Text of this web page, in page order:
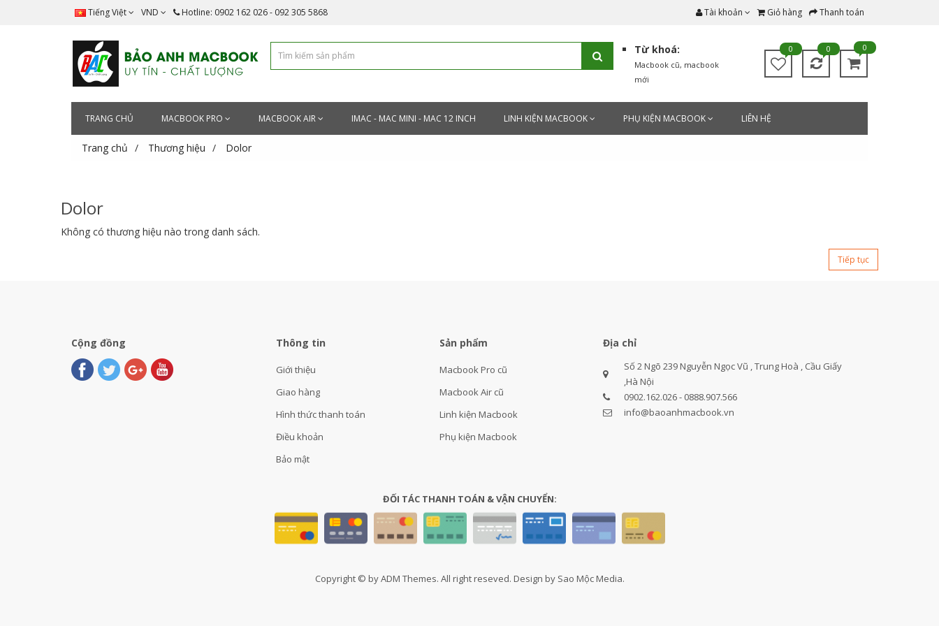
Tiếng Việt VND Hotline: 0902 162 026 - 092 305 5868 Tài khoản Giỏ hàng Thanh toán
Từ khoá:
Macbook cũ, macbook
mới
0 0 0
TRANG CHỦ MACBOOK PRO MACBOOK AIR IMAC - MAC MINI - MAC 12 INCH LINH KIỆN MACBOOK PHỤ KIỆN MACBOOK LIÊN HỆ
Trang chủ Thương hiệu Dolor
Dolor
Không có thương hiệu nào trong danh sách.
Tiếp tục
Cộng đồng Thông tin
Giới thiệu
Giao hàng
Hình thức thanh toán
Điều khoản
Bảo mật
Sản phẩm
Macbook Pro cũ
Macbook Air cũ
Linh kiện Macbook
Phụ kiện Macbook
Địa chỉ
Số 2 Ngõ 239 Nguyễn Ngọc Vũ , Trung Hoà , Cầu Giấy
,Hà Nội
0902.162.026 - 0888.907.566
info@baoanhmacbook.vn
ĐỐI TÁC THANH TOÁN & VẬN CHUYỂN:
Copyright © by ADM Themes. All right reseved. Design by Sao Mộc Media.